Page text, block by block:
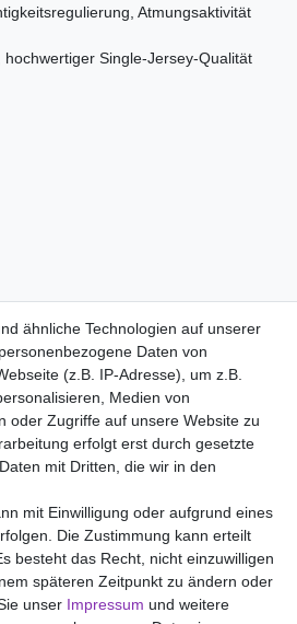
Atmungsaktivität
hochwertiger Single-Jersey-Qualität
Nicht im Tumbler trocknen,
Nicht chemisch reinigen
mit DHL (auch Samstags)
Kostenloser Versand
Tage Rückgaberecht
ähnliche Technologien auf unserer
Daten von
(z.B. IP-Adresse), um z.B.
Medien von
oder Zugriffe auf unsere Website zu
erfolgt erst durch gesetzte
mit Dritten, die wir in den
mit Einwilligung oder aufgrund eines
Die Zustimmung kann erteilt
besteht das Recht, nicht einzuwilligen
späteren Zeitpunkt zu ändern oder
unser Impressum und weitere